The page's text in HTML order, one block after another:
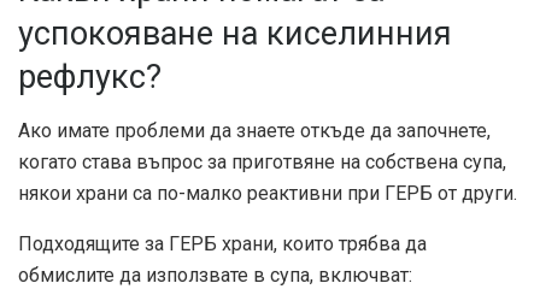
успокояване на киселинния
рефлукс?
Ако имате проблеми да знаете откъде да започнете,
когато става въпрос за приготвяне на собствена супа,
някои храни са по-малко реактивни при ГЕРБ от други.
Подходящите за ГЕРБ храни, които трябва да
обмислите да използвате в супа, включват: